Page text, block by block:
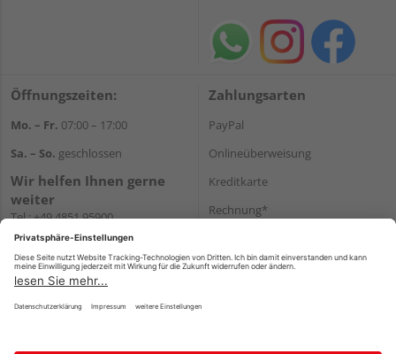
Öffnungszeiten:
Mo. – Fr. 07:00 – 17:00
Sa. – So. geschlossen
Wir helfen Ihnen gerne
weiter
Tel.:+49 4851 95900
E-Mail:info@holzland-
WhatsApp
Zahlungsarten
PayPal
Onlineüberweisung
Kreditkarte
Rechnung*
Versand
Impressum AGB Widerruf Datenschutz